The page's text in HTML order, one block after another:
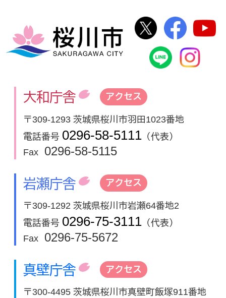
桜川市
桜川市公式
桜川
桜川市公
大和庁舎 アクセス
〒309-1293 茨城県桜川市羽田1023番地
電話番号 0296-58-5111 （代表）
Fax
0296-58-5115
岩瀬庁舎 アクセス
〒309-1292 茨城県桜川市岩瀬64番地2
電話番号 0296-75-3111 （代表）
Fax
0296-75-5672
真壁庁舎 アクセス
〒300-4495 茨城県桜川市真壁町飯塚911番地